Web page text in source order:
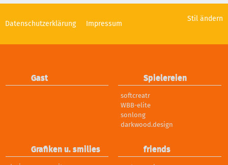
Stil ändern
Datenschutzerklärung Impressum
Gast Spielereien
softcreatr
WBB-elite
sonlong
darkwood.design
Grafiken u. smilies friends